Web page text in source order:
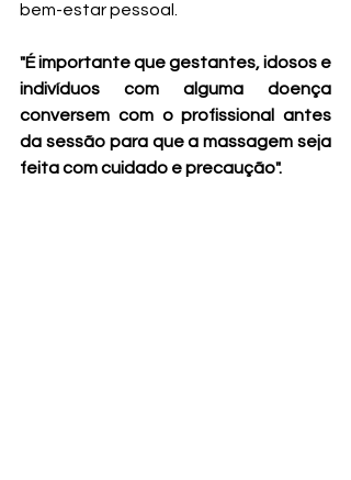
bem-estar pessoal.
"É importante que gestantes, idosos e
indivíduos com alguma doença
conversem com o profissional antes
da sessão para que a massagem seja
feita com cuidado e precaução".